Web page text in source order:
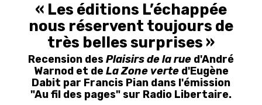
« Les éditions L’échappée
nous réservent toujours de
très belles surprises »
Recension des Plaisirs de la rue d'André
Warnod et deLa Zone verted'Eugène
Dabit par Francis Pian dans l'émission
"Au fil des pages" sur Radio Libertaire.